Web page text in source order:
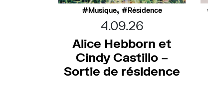
Musique, Résidence
4.09.26
Alice Hebborn et
Cindy Castillo –
Sortie de résidence